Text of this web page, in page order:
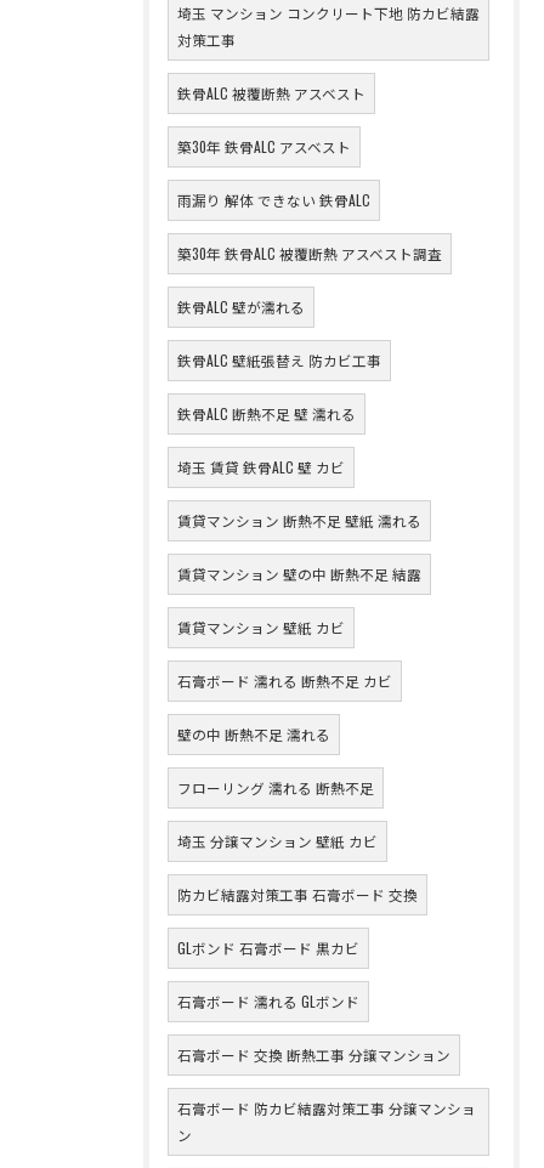
埼玉 マンション コンクリート下地 防カビ結露
対策工事
鉄骨ALC 被覆断熱 アスベスト
築30年 鉄骨ALC アスベスト
雨漏り 解体 できない 鉄骨ALC
築30年 鉄骨ALC 被覆断熱 アスベスト調査
鉄骨ALC 壁が濡れる
鉄骨ALC 壁紙張替え 防カビ工事
鉄骨ALC 断熱不足 壁 濡れる
埼玉 賃貸 鉄骨ALC 壁 カビ
賃貸マンション 断熱不足 壁紙 濡れる
賃貸マンション 壁の中 断熱不足 結露
賃貸マンション 壁紙 カビ
石膏ボード 濡れる 断熱不足 カビ
壁の中 断熱不足 濡れる
フローリング 濡れる 断熱不足
埼玉 分譲マンション 壁紙 カビ
防カビ結露対策工事 石膏ボード 交換
GLボンド 石膏ボード 黒カビ
石膏ボード 濡れる GLボンド
石膏ボード 交換 断熱工事 分譲マンション
石膏ボード 防カビ結露対策工事 分譲マンショ
ン